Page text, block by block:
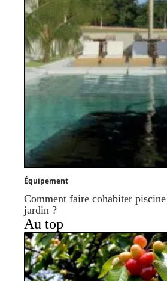
Équipement
Comment faire cohabiter
jardin ?
Au top